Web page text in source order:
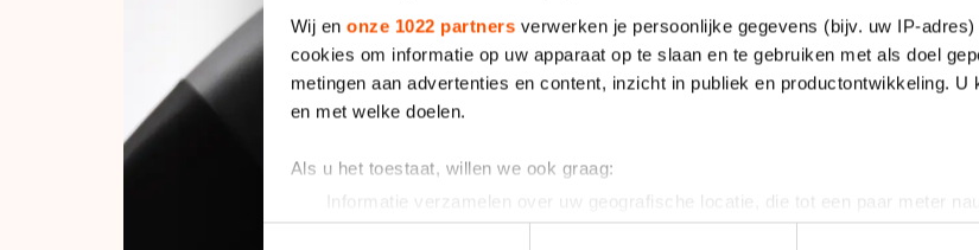
Wij en onze 1022 partners verwerken je persoonlijke gegevens (bijv. uw IP-
cookies om informatie op uw apparaat op te slaan en te gebruiken met als doel
metingen aan advertenties en content, inzicht in publiek en productontwikkeling.
en met welke doelen.
Als u het toestaat, willen we ook graag:
Informatie verzamelen over uw geografische locatie, die tot een paar meter
Uw apparaat identificeren door het actief te scannen op specifieke